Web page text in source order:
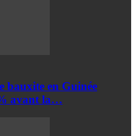
bauxite en Guinée
avant la…